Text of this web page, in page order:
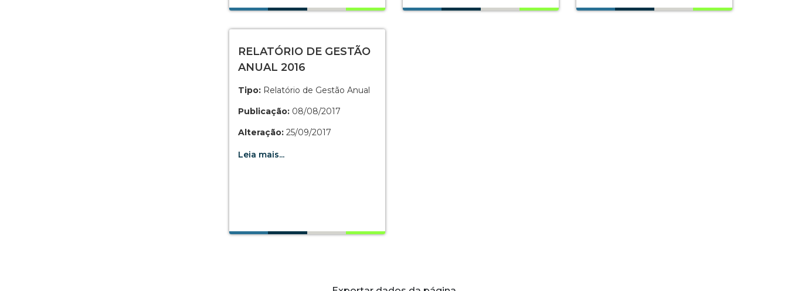
RELATÓRIO DE GESTÃO
ANUAL 2016
Tipo: Relatório de Gestão Anual
Publicação: 08/08/2017
Alteração: 25/09/2017
Leia mais...